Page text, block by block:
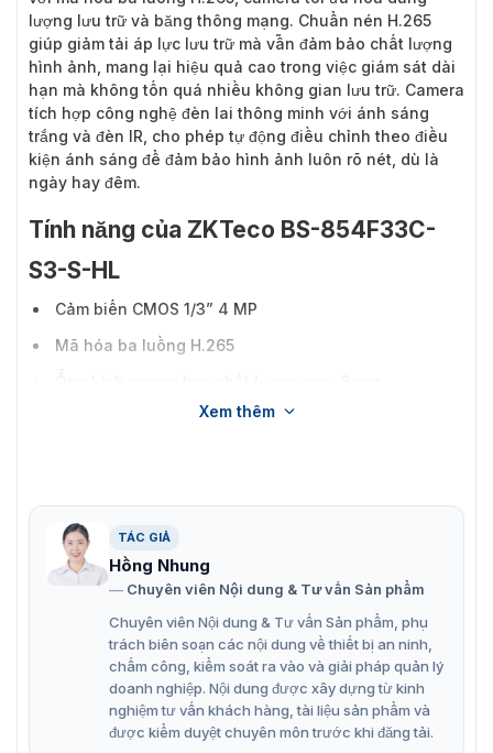
lượng lưu trữ và băng thông mạng. Chuẩn nén H.265
giúp giảm tải áp lực lưu trữ mà vẫn đảm bảo chất lượng
hình ảnh, mang lại hiệu quả cao trong việc giám sát dài
hạn mà không tốn quá nhiều không gian lưu trữ. Camera
tích hợp công nghệ đèn lai thông minh với ánh sáng
trắng và đèn IR, cho phép tự động điều chỉnh theo điều
kiện ánh sáng để đảm bảo hình ảnh luôn rõ nét, dù là
ngày hay đêm.
Tính năng của ZKTeco BS-854F33C-
S3-S-HL
Cảm biến CMOS 1/3” 4 MP
Mã hóa ba luồng H.265
Phạm vi hiệu quả ánh sáng trắng 40 m IR / 30 m
Thuật toán phân loại thông minh được nhúng dựa
trên công nghệ thị giác máy tính
Hỗ trợ nhiều tính năng phân tích video thông minh
Hỗ trợ nhiều trình duyệt web client
Xem từ xa với ứng dụng di động tương thích với ZKBio
CVSecurity
Xem thêm
TÁC GIẢ
Hồng Nhung
Chuyên viên Nội dung & Tư vấn Sản phẩm
Chuyên viên Nội dung & Tư vấn Sản phẩm, phụ
trách biên soạn các nội dung về thiết bị an ninh,
chấm công, kiểm soát ra vào và giải pháp quản lý
doanh nghiệp. Nội dung được xây dựng từ kinh
nghiệm tư vấn khách hàng, tài liệu sản phẩm và
được kiểm duyệt chuyên môn trước khi đăng tải.